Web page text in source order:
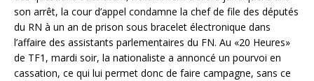
son arrêt, la cour d’appel condamne la chef de file des députés
du RN à un an de prison sous bracelet électronique dans
l’affaire des assistants parlementaires du FN. Au «20 Heures»
de TF1, mardi soir, la nationaliste a annoncé un pourvoi en
cassation, ce qui lui permet donc de faire campagne, sans ce